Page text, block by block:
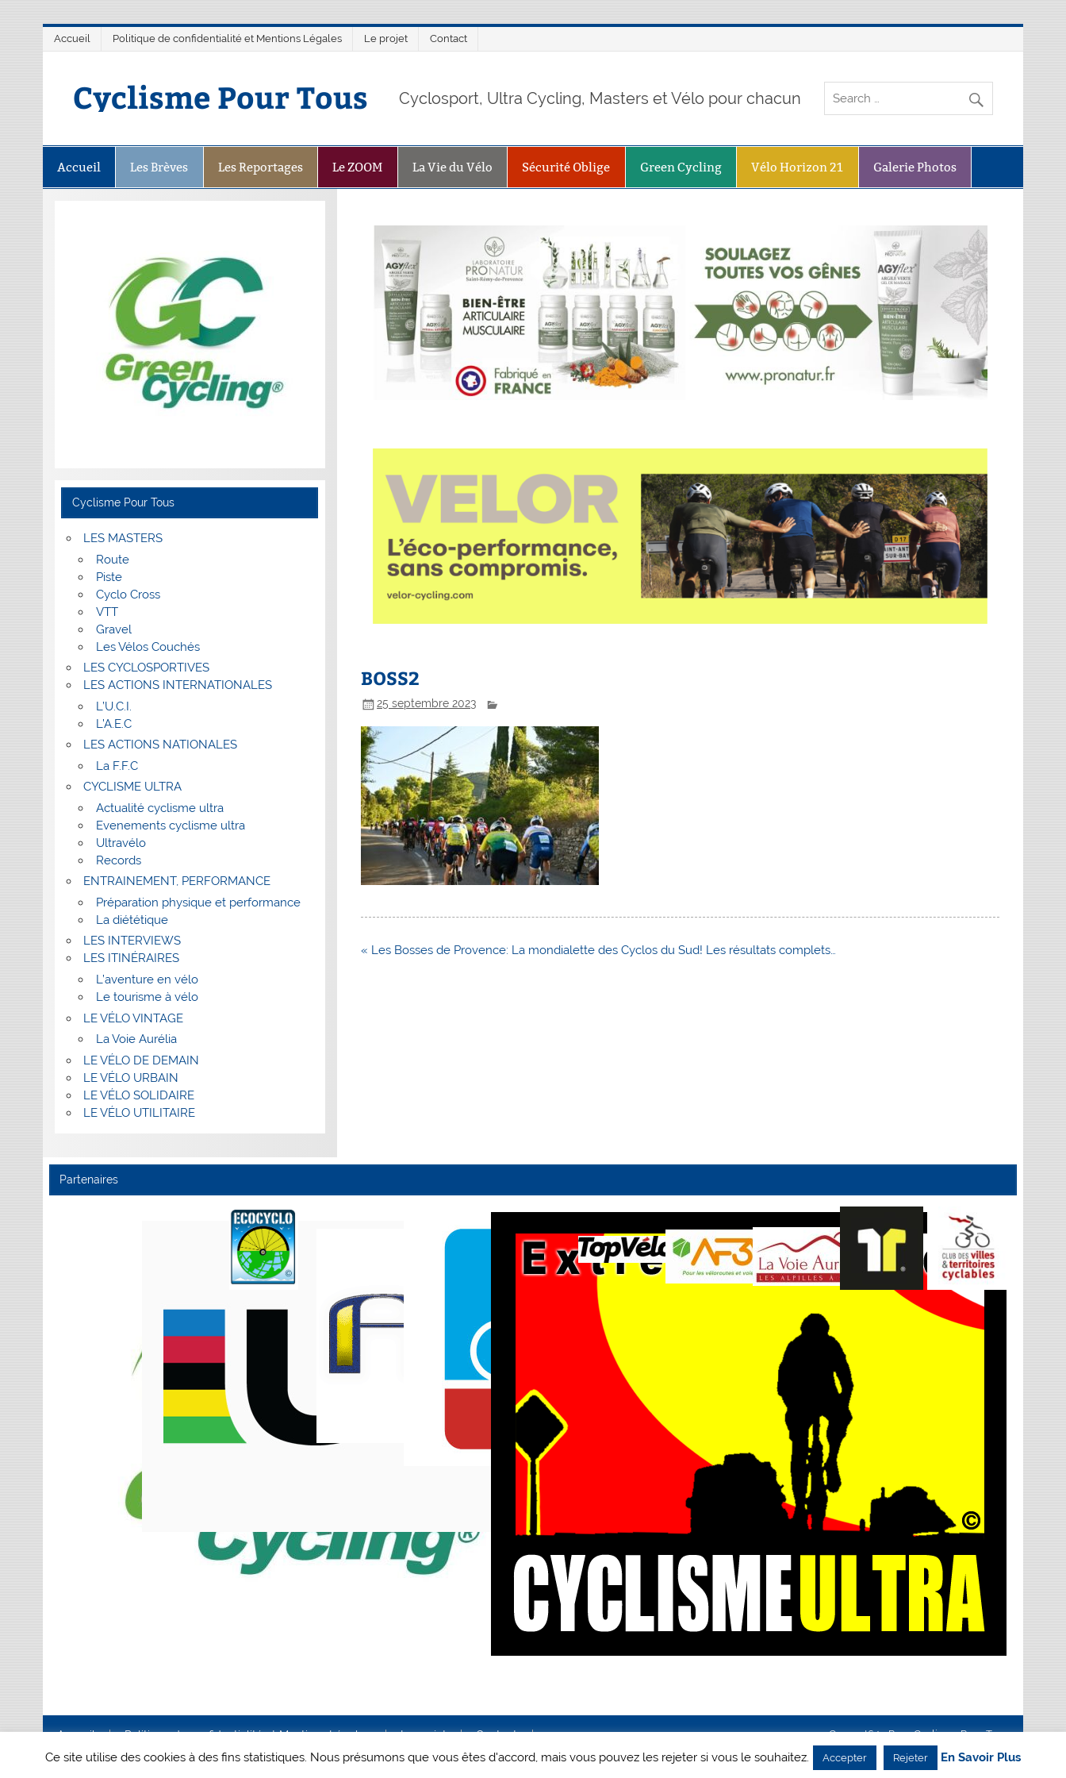
Accueil Politique de confidentialité et Mentions Légales Le projet Contact
Cyclisme Pour Tous Cyclosport, Ultra Cycling, Masters et Vélo pour chacun
Accueil Les Brèves Les Reportages Le ZOOM La Vie du Vélo Sécurité Oblige Green Cycling Vélo Horizon 21 Galerie Photos
BOSS2
25 septembre 2023
Navigation
« Les Bosses de Provence: La mondialette des Cyclos du Sud! Les résultats complets…
Cyclisme Pour Tous
LES MASTERS
Route
Piste
Cyclo Cross
VTT
Gravel
Les Vélos Couchés
LES CYCLOSPORTIVES
LES ACTIONS INTERNATIONALES
L’U.C.I.
L’A.E.C
LES ACTIONS NATIONALES
La F.F.C
CYCLISME ULTRA
Actualité cyclisme ultra
Evenements cyclisme ultra
Ultravélo
Records
ENTRAINEMENT, PERFORMANCE
Préparation physique et performance
La diététique
LES INTERVIEWS
LES ITINÉRAIRES
L’aventure en vélo
Le tourisme à vélo
LE VÉLO VINTAGE
La Voie Aurélia
LE VÉLO DE DEMAIN
LE VÉLO URBAIN
LE VÉLO SOLIDAIRE
LE VÉLO UTILITAIRE
Partenaires
Accueil Politique de confidentialité et Mentions Légales Le projet Contact Creanet64- Pour Cyclisme Pour Tous
Ce site utilise des cookies à des fins statistiques. Nous présumons que vous êtes d'accord, mais vous pouvez les rejeter si vous le souhaitez. Accepter Rejeter En Savoir Plus